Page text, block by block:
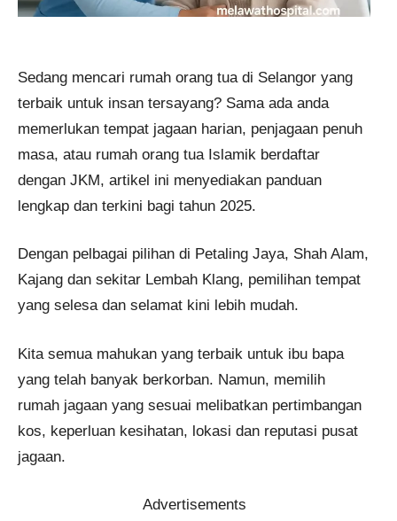
Sedang mencari rumah orang tua di Selangor yang
terbaik untuk insan tersayang? Sama ada anda
memerlukan tempat jagaan harian, penjagaan penuh
masa, atau rumah orang tua Islamik berdaftar
dengan JKM, artikel ini menyediakan panduan
lengkap dan terkini bagi tahun 2025.
Dengan pelbagai pilihan di Petaling Jaya, Shah Alam,
Kajang dan sekitar Lembah Klang, pemilihan tempat
yang selesa dan selamat kini lebih mudah.
Kita semua mahukan yang terbaik untuk ibu bapa
yang telah banyak berkorban. Namun, memilih
rumah jagaan yang sesuai melibatkan pertimbangan
kos, keperluan kesihatan, lokasi dan reputasi pusat
jagaan.
Advertisements